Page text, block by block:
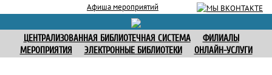
Афиша мероприятий
ЦЕНТРАЛИЗОВАННАЯ БИБЛИОТЕЧНАЯ СИСТЕМА
ФИЛИАЛЫ
МЕРОПРИЯТИЯ
ЭЛЕКТРОННЫЕ БИБЛИОТЕКИ ОНЛАЙН-УСЛУГИ